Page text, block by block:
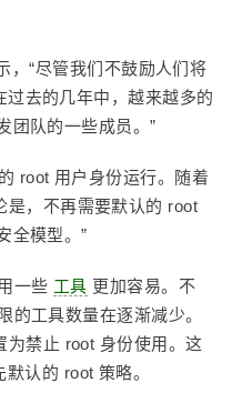
，“尽管我们不鼓励人们将
去的几年中，越来越多的
团队的一些成员。”
root 用户身份运行。随着
是，不再需要默认的 root
全模型。”
一些 工具 更加容易。不
的工具数量在逐渐减少。
为禁止 root 身份使用。这
认的 root 策略。